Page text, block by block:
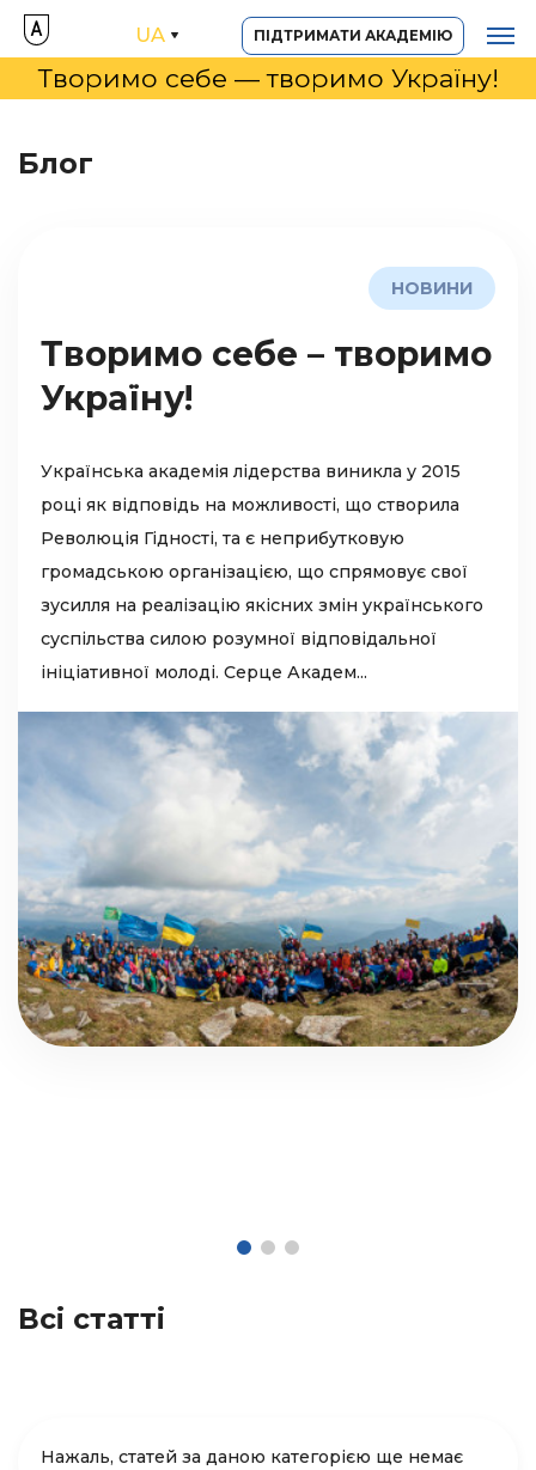
UA ПІДТРИМАТИ АКАДЕМІЮ
Творимо себе — творимо Україну!
Блог
НОВИНИ
Творимо себе – творимо
Україну!
Українська академія лідерства виникла у 2015
році як відповідь на можливості, що створила
Революція Гідності, та є неприбутковую
громадською організацією, що спрямовує свої
зусилля на реалізацію якісних змін українського
суспільства силою розумної відповідальної
ініціативної молоді. Серце Академ...
Всі статті
Нажаль, статей за даною категорією ще немає